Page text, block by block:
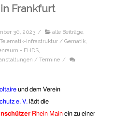
Frankfurt
30, 2023 / alle Beiträge,
Infrastruktur / Gematik,
- EHDS,
/ Termine /
und dem Verein
e. V. lädt die
Rhein Main ein zu einer